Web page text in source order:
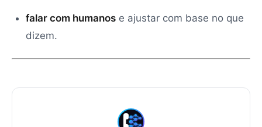
falar com humanos e ajustar com base no que
dizem.